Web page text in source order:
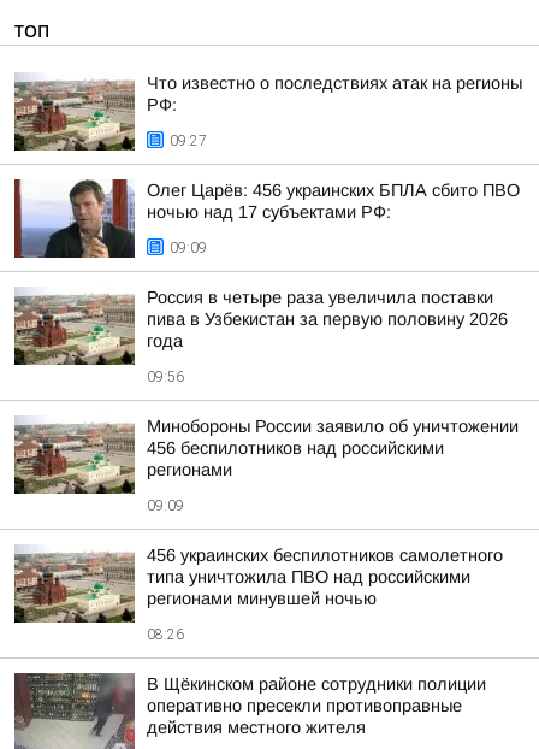
ТОП
Что известно о последствиях атак на регионы
РФ:
09:27
Олег Царёв: 456 украинских БПЛА сбито ПВО
ночью над 17 субъектами РФ:
09:09
Россия в четыре раза увеличила поставки
пива в Узбекистан за первую половину 2026
года
09:56
Минобороны России заявило об уничтожении
456 беспилотников над российскими
регионами
09:09
456 украинских беспилотников самолетного
типа уничтожила ПВО над российскими
регионами минувшей ночью
08:26
В Щёкинском районе сотрудники полиции
оперативно пресекли противоправные
действия местного жителя